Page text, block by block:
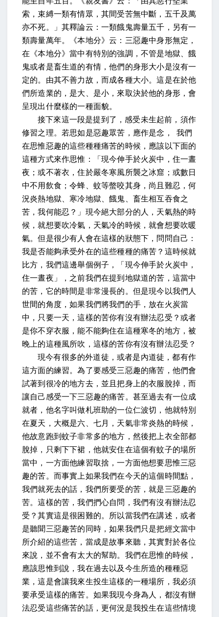
索，束縛一類有情眾，其間受苦無中斷，五千及萬
亦不死。」其釋論云：一類餓鬼壽量五千，另有一
類壽量萬年。《本地分》云：三惡趣中身形無定 ，
在《本地分》當中有特別的強調，不管是地獄、餓
鬼或者是畜生道的有情，他們的身形大小是沒有一
定的。 由其不善力故，而成各種大小。這是在於他
們所造業的，是大、是小，來取決於他的身形，會
呈現出什麼樣的一種面貌。
接下來這一段是提到了，感受未生起前，須作
修習之理。 若思如是惡趣眾苦，應作是念 ，
我們
在思惟惡趣的這些種種痛苦的時候，應該以下面的
這種方式來作思惟：
「現今伸手於火炭中，住一晝
夜；或不著衣，住於嚴冬寒風所襲之冰窟；或數日
中不用飲食；令蜂、蚊等螫咬其身，尚且難忍，何
況炎熱地獄、寒冷地獄、餓鬼、畜生相互吞食之
苦，我何能忍？ 」現今絕大部分的人，天氣熱的時
候，就想要吹冷氣，天氣冷的時候，就會想要吹暖
氣。但是很少有人會在這樣的狀態下，問問自己：
我是否能夠承受外在的這些種種的痛苦？這時候就
比方，我們這邊舉個例子，「現今伸手於火炭中，
住一晝夜」，之前我們在提到地獄道的苦，這當中
的苦，它的時間是非常漫長的。但是現今以我們人
世間的角度，如果我們將我們的手，放在火炭當
中，只要一天，這樣的苦你有沒有辦法忍受？或者
是你不穿衣服，能不能夠住在這種寒冬的地方，被
晚上的這種風所吹，這樣的苦你有沒有辦法忍受？
現今有很多的外道徒，或者是內道徒，都有作
這方面的練習。為了要感受三惡趣的痛苦，他們會
試著到很冷的地方去，並且把身上的衣服脫掉，而
讓自己感受一下三惡趣的痛苦。甚至過去有一位成
就者，他名字叫做札班助的一位仁波切，他就特別
在夏天，大概是六、七月，天氣非常炎熱的時候，
他故意跑到蚊子非常多的地方，然後把上衣全部都
脫掉，只剩下下裙，他就安住在這個有蚊子的場所
當中，一方面他練習取捨，一方面他想要思惟三惡
趣的苦。而事實上如果我們在今天的這個時間點，
我們就死去的話，我們所要受的苦，就是三惡趣的
苦。這樣的苦，我們捫心自問，我們有沒有辦法忍
受？其實這是很困難的。所以當我們在講述，或者
是聽聞三惡趣苦的同時，如果我們只是把經文當中
所介紹的這些苦，當成是故事來聽，其實對於各位
來說，並不會有太大的幫助。我們在思惟的時候，
應該思惟到說，我在過去以及今生所造的種種惡
業，這是會讓我來生投生這樣的一種場所，我必須
要承受這樣的痛苦。如果我現今身為人，都沒有辦
法忍受這些痛苦的話，更何況是我投生在這些情境